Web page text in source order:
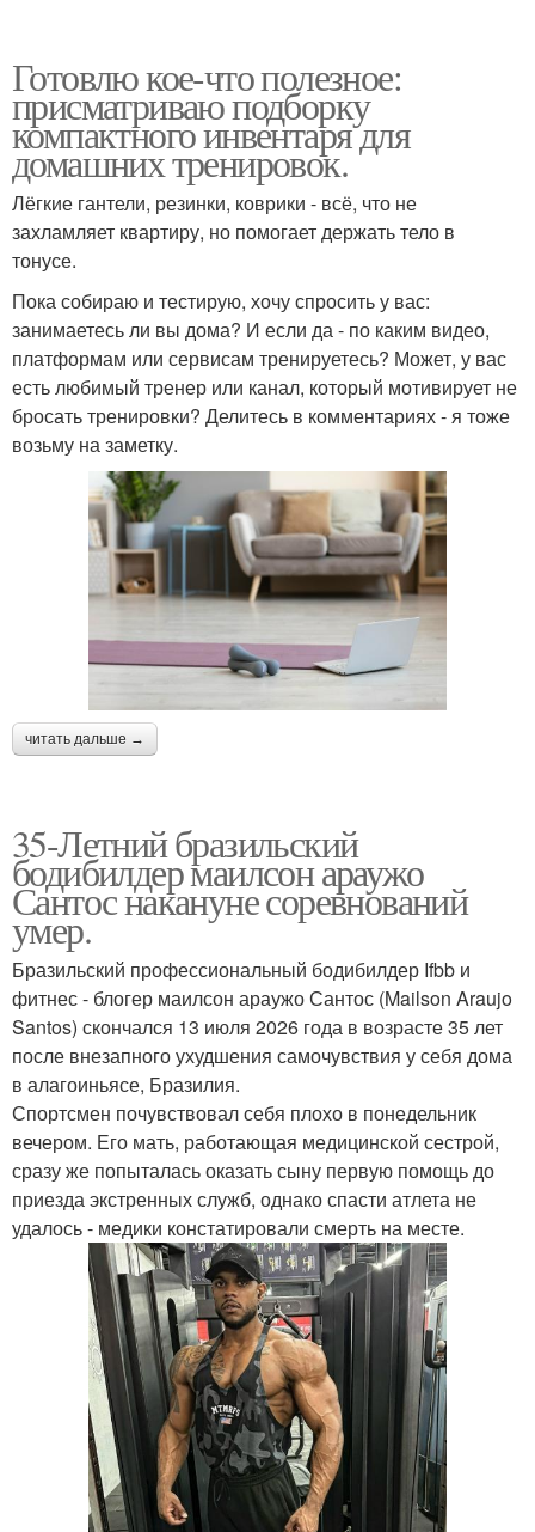
Готовлю кое-что полезное:
присматриваю подборку
компактного инвентаря для
домашних тренировок.
Лёгкие гантели, резинки, коврики - всё, что не
захламляет квартиру, но помогает держать тело в
тонусе.
Пока собираю и тестирую, хочу спросить у вас:
занимаетесь ли вы дома? И если да - по каким видео,
платформам или сервисам тренируетесь? Может, у вас
есть любимый тренер или канал, который мотивирует не
бросать тренировки? Делитесь в комментариях - я тоже
возьму на заметку.
читать дальше →
35-Летний бразильский
бодибилдер маилсон араужо
Сантос накануне соревнований
умер.
Бразильский профессиональный бодибилдер Ifbb и
фитнес - блогер маилсон араужо Сантос (Mailson Araujo
Santos) скончался 13 июля 2026 года в возрасте 35 лет
после внезапного ухудшения самочувствия у себя дома
в алагоиньясе, Бразилия.
Спортсмен почувствовал себя плохо в понедельник
вечером. Его мать, работающая медицинской сестрой,
сразу же попыталась оказать сыну первую помощь до
приезда экстренных служб, однако спасти атлета не
удалось - медики констатировали смерть на месте.